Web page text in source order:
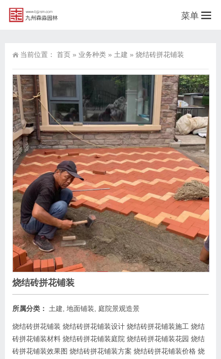
菜单
当前位置： 首页 » 业务种类 » 土建 » 烧结砖拼花铺装
烧结砖拼花铺装
所属分类： 土建 地面铺装 庭院景观造景
烧结砖拼花铺装 烧结砖拼花铺装设计 烧结砖拼花铺装施工 烧结
砖拼花铺装材料 烧结砖拼花铺装庭院 烧结砖拼花铺装花园 烧结
砖拼花铺装效果图 烧结砖拼花铺装方案 烧结砖拼花铺装价格 烧